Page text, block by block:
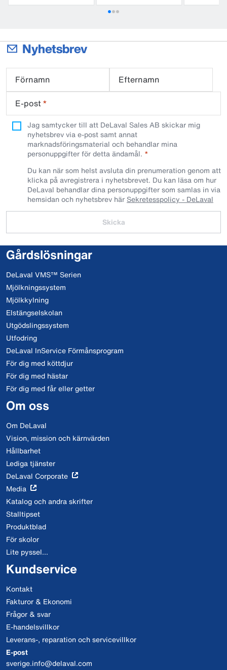
Nyhetsbrev
Förnamn
Efternamn
E-post*
Jag samtycker till att DeLaval Sales AB skickar mig
nyhetsbrev via e-post samt annat
marknadsföringsmaterial och behandlar mina
personuppgifter för detta ändamål.
Du kan när som helst avsluta din prenumeration genom att
klicka på avregistrera i nyhetsbrevet. Du kan läsa om hur
DeLaval behandlar dina personuppgifter som samlas in via
hemsidan och nyhetsbrev här Sekretesspolicy - DeLaval
Skicka
Gårdslösningar
DeLaval VMS™ Serien
Mjölkningssystem
Mjölkkylning
Elstängselskolan
Utgödslingssystem
Utfodring
DeLaval InService Förmånsprogram
För dig med köttdjur
För dig med hästar
För dig med får eller getter
Om oss
Om DeLaval
Vision, mission och kärnvärden
Hållbarhet
Lediga tjänster
DeLaval Corporate
Media
Katalog och andra skrifter
Stalltipset
Produktblad
För skolor
Lite pyssel...
Kundservice
Kontakt
Fakturor & Ekonomi
Frågor & svar
E-handelsvillkor
Leverans-, reparation och servicevillkor
E-post
sverige.info@delaval.com